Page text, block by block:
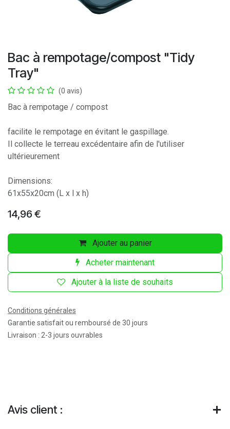
Bac à rempotage/compost "Tidy
Tray"
(0 avis)
Bac à rempotage / compost
facilite le rempotage en évitant le gaspillage.
Il collecte le terreau excédentaire afin de l'utiliser
ultérieurement
Dimensions:
61x55x20cm (L x l x h)
14,96 €
Ajouter au panier
Acheter maintenant
Ajouter à la liste de souhaits
Conditions générales
Garantie satisfait ou remboursé de 30 jours
Livraison : 2-3 jours ouvrables
Avis client :